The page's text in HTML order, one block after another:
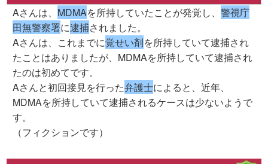
Aさんは、 MDMAを所持していたことが発覚し、警視庁
田無警察署に逮捕されました。
Aさんは、これまでに覚せい剤を所持していて逮捕され
たことはありましたが、MDMAを所持していて逮捕され
たのは初めてです。
Aさんと初回接見を行った弁護士によると、近年、
MDMAを所持していて逮捕されるケースは少ないようで
す。
（フィクションです）